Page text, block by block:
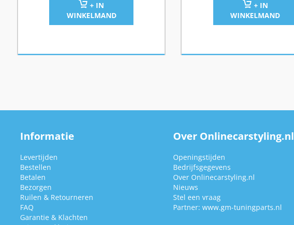
+ IN
WINKELMAND
+ IN
WINKELMAND
Informatie
Levertijden
Bestellen
Betalen
Bezorgen
Ruilen & Retourneren
FAQ
Garantie & Klachten
Over Onlinecarstyling.nl
Openingstijden
Bedrijfsgegevens
Over Onlinecarstyling.nl
Nieuws
Stel een vraag
Partner: www.gm-tuningparts.nl